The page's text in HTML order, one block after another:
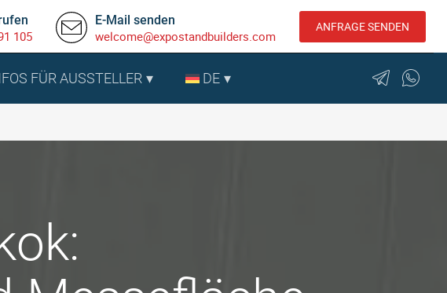
105
E-Mail senden
welcome@expostandbuilders.com
ANFRAGE SENDEN
FÜR AUSSTELLER DE